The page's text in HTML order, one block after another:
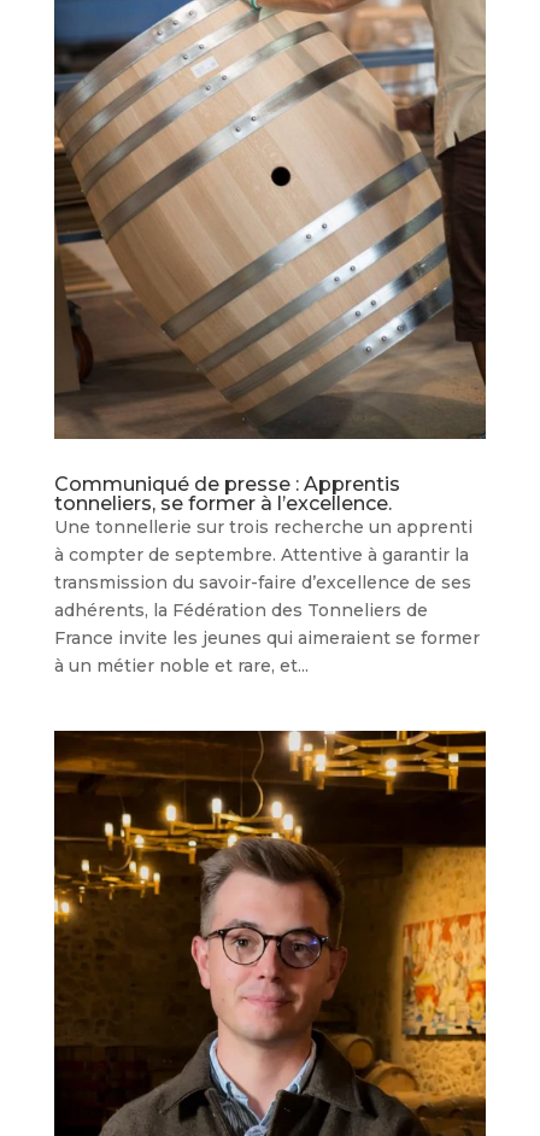
Communiqué de presse : Apprentis
tonneliers, se former à l’excellence.
Une tonnellerie sur trois recherche un apprenti
à compter de septembre. Attentive à garantir la
transmission du savoir-faire d’excellence de ses
adhérents, la Fédération des Tonneliers de
France invite les jeunes qui aimeraient se former
à un métier noble et rare, et...